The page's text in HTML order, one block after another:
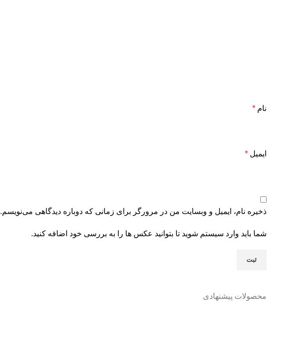
نام *
ایمیل *
ذخیره نام، ایمیل و وبسایت من در مرورگر برای زمانی که دوباره دیدگاهی می‌نویسم.
شما باید وارد سیستم شوید تا بتوانید عکس ها را به بررسی خود اضافه کنید.
محصولات پیشنهادی